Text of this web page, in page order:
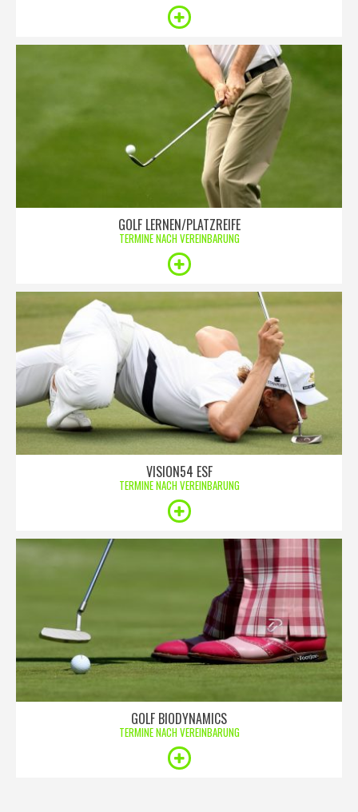
GOLF LERNEN/PLATZREIFE
TERMINE NACH VEREINBARUNG
VISION54 ESF
TERMINE NACH VEREINBARUNG
GOLF BIODYNAMICS
TERMINE NACH VEREINBARUNG